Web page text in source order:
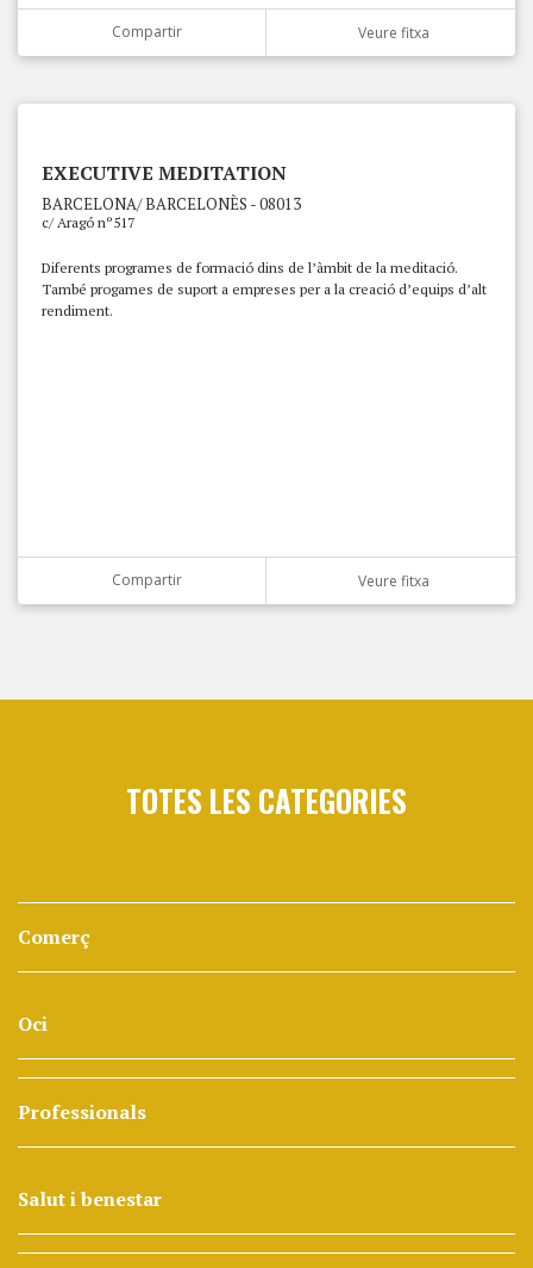
Compartir Veure fitxa
EXECUTIVE MEDITATION
BARCELONA/ BARCELONÈS - 08013
c/ Aragó nº517
Diferents programes de formació dins de l’àmbit de la meditació.
També progames de suport a empreses per a la creació d’equips d’alt
rendiment.
Compartir Veure fitxa
TOTES LES CATEGORIES
Comerç
Oci
Professionals
Salut i benestar